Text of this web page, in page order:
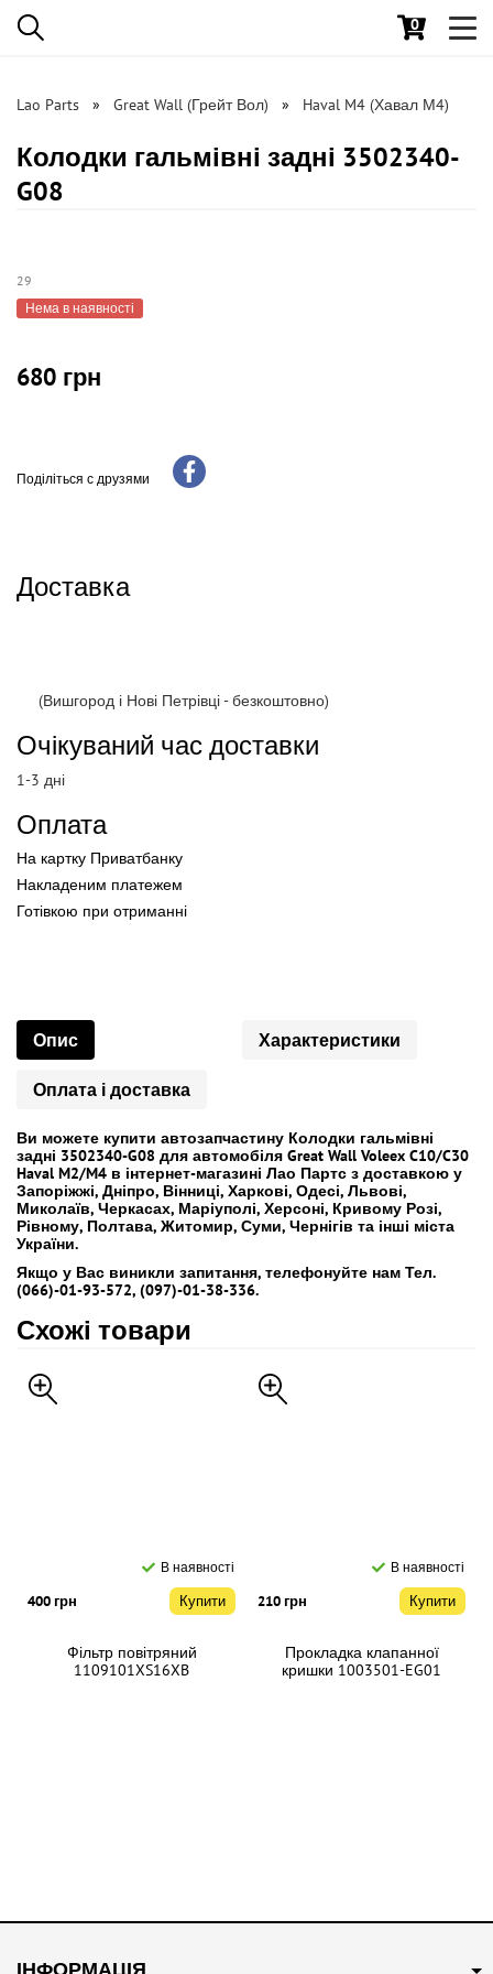
0
Lao Parts Great Wall (Грейт Вол) Haval M4 (Хавал М4)
Колодки гальмівні задні 3502340-
G08
29
Нема в наявності
680 грн
Поділіться с друзями
Доставка
(Вишгород і Нові Петрівці - безкоштовно)
Очікуваний час доставки
1-3 дні
Оплата
На картку Приватбанку
Накладеним платежем
Готівкою при отриманні
Опис Характеристики
Оплата і доставка
Ви можете купити автозапчастину Колодки гальмівні
задні 3502340-G08 для автомобіля Great Wall Voleex C10/C30
Haval M2/M4 в інтернет-магазині Лао Партс з доставкою у
Запоріжжі, Дніпро, Вінниці, Харкові, Одесі, Львові,
Миколаїв, Черкасах, Маріуполі, Херсоні, Кривому Розі,
Рівному, Полтава, Житомир, Суми, Чернігів та інші міста
України.
Якщо у Вас виникли запитання, телефонуйте нам Тел.
(066)-01-93-572, (097)-01-38-336.
Схожі товари
В наявності
400 грн Купити
Фільтр повітряний
1109101XS16XB
В наявності
210 грн Купити
Прокладка клапанної
кришки 1003501-EG01
250 грн Купити 465 грн Купити